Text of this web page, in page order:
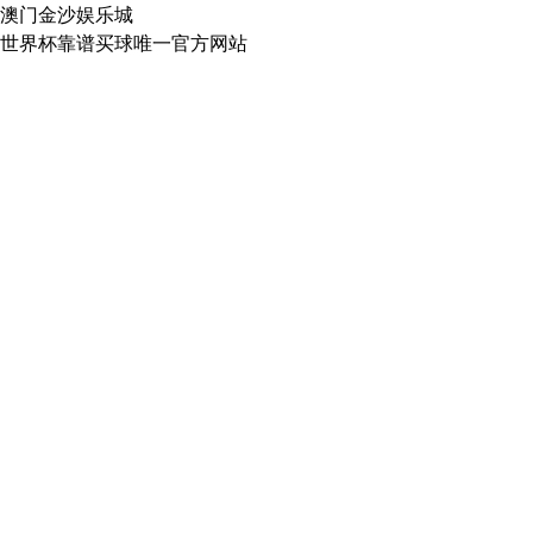
澳门金沙娱乐城
世界杯靠谱买球唯一官方网站